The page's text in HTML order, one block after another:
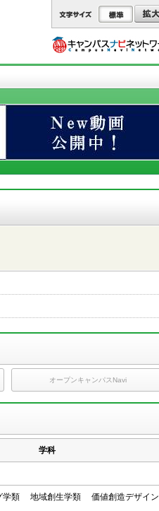
オープンキャンパスNavi
学科
学類 地域創生学類 価値創造デザイン